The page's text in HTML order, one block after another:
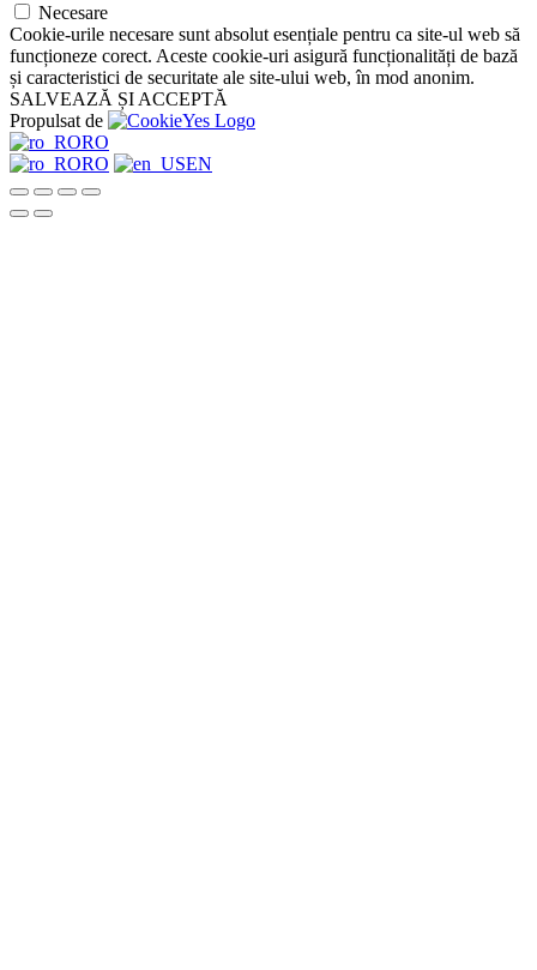
Necesare
Cookie-urile necesare sunt absolut esențiale pentru ca site-ul web să
funcționeze corect. Aceste cookie-uri asigură funcționalități de bază
și caracteristici de securitate ale site-ului web, în mod anonim.
SALVEAZĂ ȘI ACCEPTĂ
Propulsat de
RO
RO
EN